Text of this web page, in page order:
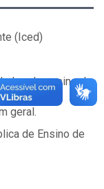
(Iced)
de ensino de
alunos,
geral.
de Ensino de